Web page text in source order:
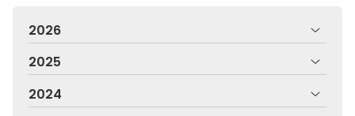
2026
2025
2024